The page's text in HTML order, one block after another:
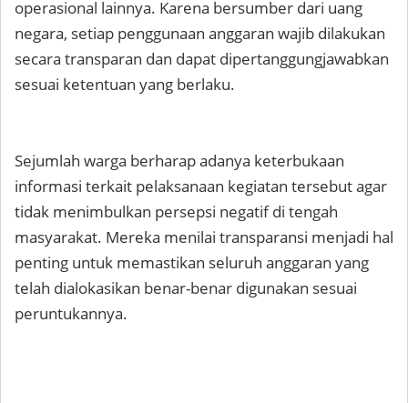
operasional lainnya. Karena bersumber dari uang
negara, setiap penggunaan anggaran wajib dilakukan
secara transparan dan dapat dipertanggungjawabkan
sesuai ketentuan yang berlaku.
Sejumlah warga berharap adanya keterbukaan
informasi terkait pelaksanaan kegiatan tersebut agar
tidak menimbulkan persepsi negatif di tengah
masyarakat. Mereka menilai transparansi menjadi hal
penting untuk memastikan seluruh anggaran yang
telah dialokasikan benar-benar digunakan sesuai
peruntukannya.